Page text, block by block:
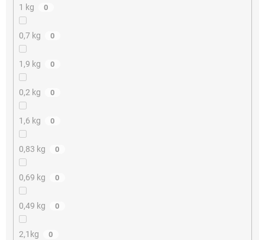
1 kg 0
0,7 kg 0
1,9 kg 0
0,2 kg 0
1,6 kg 0
0,83 kg 0
0,69 kg 0
0,49 kg 0
2,1kg 0